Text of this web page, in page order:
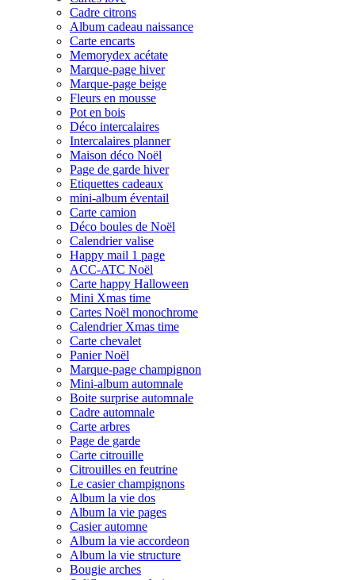
Cadre citrons
Album cadeau naissance
Carte encarts
Memorydex acétate
Marque-page hiver
Marque-page beige
Fleurs en mousse
Pot en bois
Déco intercalaires
Intercalaires planner
Maison déco Noël
Page de garde hiver
Etiquettes cadeaux
mini-album éventail
Carte camion
Déco boules de Noël
Calendrier valise
Happy mail 1 page
ACC-ATC Noël
Carte happy Halloween
Mini Xmas time
Cartes Noël monochrome
Calendrier Xmas time
Carte chevalet
Panier Noël
Marque-page champignon
Mini-album automnale
Boite surprise automnale
Cadre automnale
Carte arbres
Page de garde
Carte citrouille
Citrouilles en feutrine
Le casier champignons
Album la vie dos
Album la vie pages
Casier automne
Album la vie accordeon
Album la vie structure
Bougie arches